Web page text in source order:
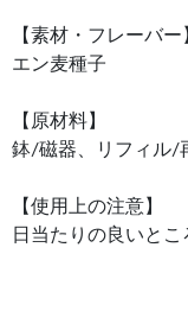
【素材・フレーバー
エン麦種子
【原材料】
鉢/磁器、リフィル/
【使用上の注意】
日当たりの良いとこ